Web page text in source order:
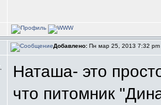
Добавлено: Пн мар 25, 2013 7:32 pm
Наташа- это
что питомник